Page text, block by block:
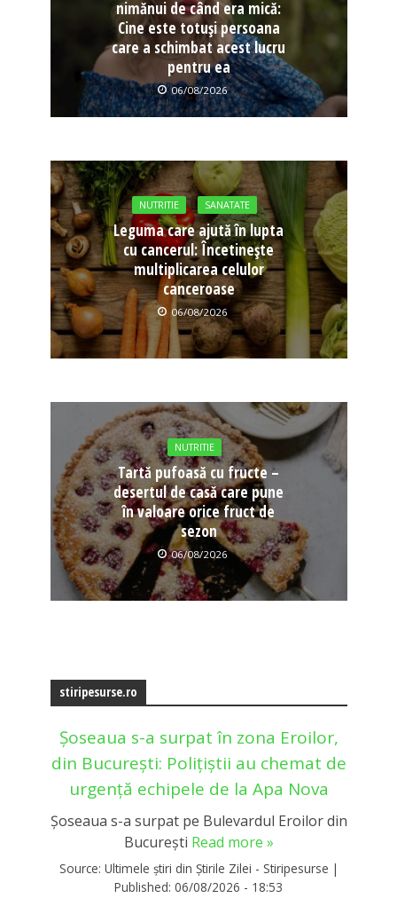
nimănui de când era mică:
Cine este totuși persoana
care a schimbat acest lucru
pentru ea
06/08/2026
NUTRITIE SANATATE
Leguma care ajută în lupta
cu cancerul: Încetinește
multiplicarea celulor
canceroase
06/08/2026
NUTRITIE
Tartă pufoasă cu fructe –
desertul de casă care pune
în valoare orice fruct de
sezon
06/08/2026
stiripesurse.ro
Șoseaua s-a surpat în zona Eroilor,
din București: Polițiștii au chemat de
urgență echipele de la Apa Nova
Șoseaua s-a surpat pe Bulevardul Eroilor din
București Read more »
Source: Ultimele știri din Știrile Zilei - Stiripesurse |
Published: 06/08/2026 - 18:53